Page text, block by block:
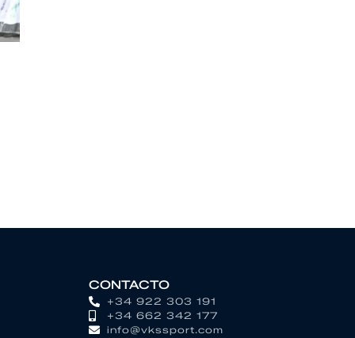
CONTACTO
+34 922 303 191
+34 662 342 177
info@vkssport.com